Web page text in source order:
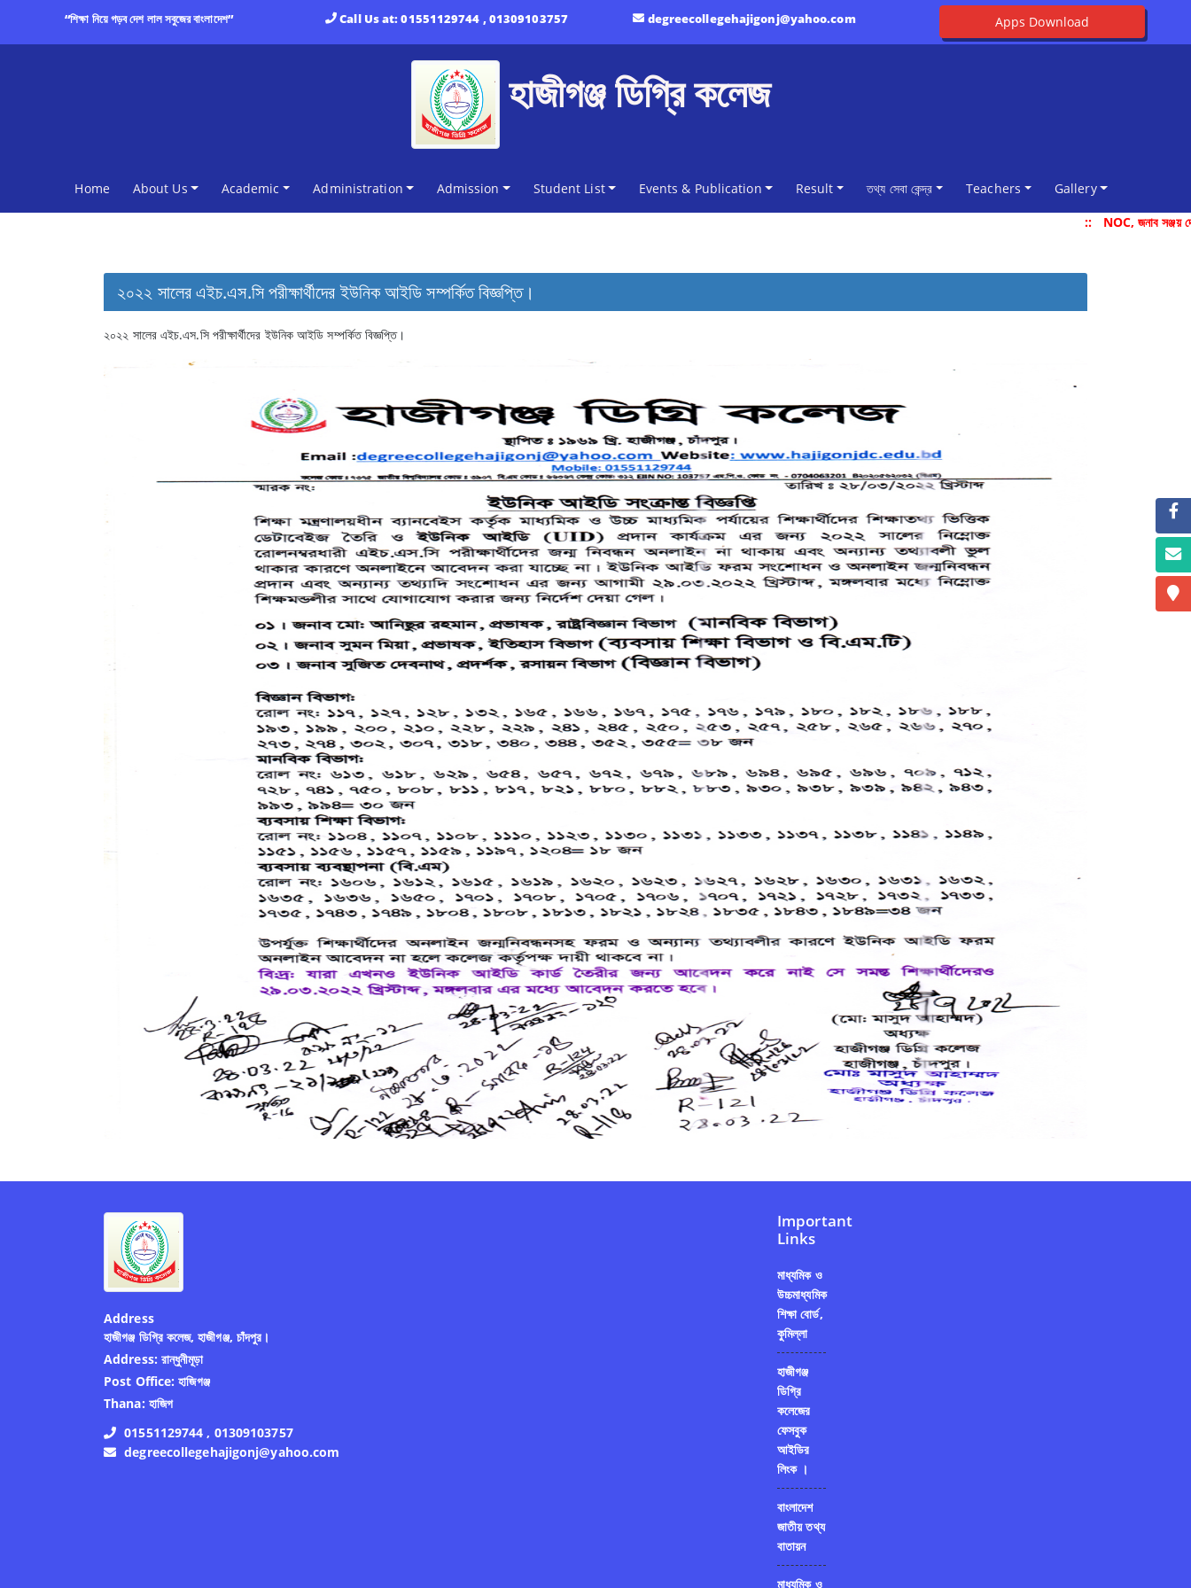
“শিক্ষা নিয়ে গড়ব দেশ লাল সবুজের বাংলাদেশ” Call Us at:01551129744 , 01309103757 degreecollegehajigonj@yahoo.com Apps Download
হাজীগঞ্জ ডিগ্রি কলেজ
Home(current)
About Us Academic Administration Admission Student List Events & Publication Result তথ্য সেবা কেন্দ্র Teachers
Gallery
::NOC, জনাব সঞ্জয়
২০২২ সালের এইচ.এস.সি পরীক্ষার্থীদের ইউনিক আইডি সম্পর্কিত বিজ্ঞপ্তি।
২০২২ সালের এইচ.এস.সি পরীক্ষার্থীদের ইউনিক আইডি সম্পর্কিত বিজ্ঞপ্তি।
Address
হাজীগঞ্জ ডিগ্রি কলেজ, হাজীগঞ্জ, চাঁদপুর।
Address: রান্ধুনীমূড়া
Post Office: হাজিগঞ্জ
Thana: হাজিগ
01551129744 , 01309103757
degreecollegehajigonj@yahoo.com
Important
Links
মাধ্যমিক ও
উচ্চমাধ্যমিক
শিক্ষা বোর্ড,
কুমিল্লা
হাজীগঞ্জ
ডিগ্রি
কলেজের
ফেসবুক
আইডির
লিংক ।
বাংলাদেশ
জাতীয় তথ্য
বাতায়ন
মাধ্যমিক ও